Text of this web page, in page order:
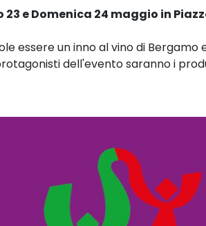
23 e Domenica 24 maggio in
essere un inno al vino di Bergamo
dell'evento saranno i